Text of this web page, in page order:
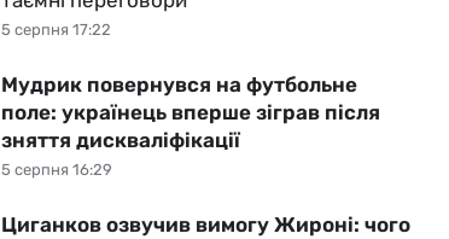
5 серпня 17:22
5 серпня 16:29
Мудрик повернувся на футбольне
поле: українець вперше зіграв після
зняття дискваліфікації
Циганков озвучив вимогу Жироні: чого